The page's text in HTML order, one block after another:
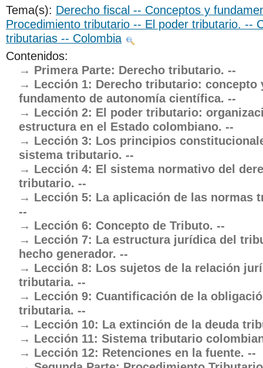
Tema(s): Derecho fiscal -- Conceptos y
Procedimiento tributario -- El poder tributario. --
tributarias -- Colombia
Contenidos:
Primera Parte: Derecho tributario. --
Lección 1: Derecho tributario: concepto
fundamento de autonomía científica. --
Lección 2: El poder tributario:
estructura en el Estado colombiano. --
Lección 3: Los principios
sistema tributario. --
Lección 4: El sistema normativo del
tributario. --
Lección 5: La aplicación de las normas
--
Lección 6: Concepto de Tributo. --
Lección 7: La estructura jurídica del
hecho generador. --
Lección 8: Los sujetos de la relación
tributaria. --
Lección 9: Cuantificación de la
tributaria. --
Lección 10: La extinción de la deuda
Lección 11: Sistema tributario
Lección 12: Retenciones en la fuente. --